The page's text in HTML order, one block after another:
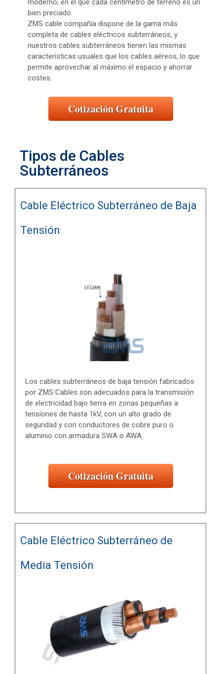
moderno, en el que cada centímetro de terreno es un
bien preciado.
ZMS cable compañía dispone de la gama más
completa de cables eléctricos subterráneos, y
nuestros cables subterráneos tienen las mismas
características usuales que los cables aéreos, lo que
permite aprovechar al máximo el espacio y ahorrar
costes.
Cotización Gratuita
Tipos de Cables
Subterráneos
Cable Eléctrico Subterráneo de Baja
Tensión
Los cables subterráneos de baja tensión fabricados
por ZMS Cables son adecuados para la transmisión
de electricidad bajo tierra en zonas pequeñas a
tensiones de hasta 1kV, con un alto grado de
seguridad y con conductores de cobre puro o
aluminio con armadura SWA o AWA.
Cotización Gratuita
Cable Eléctrico Subterráneo de
Media Tensión